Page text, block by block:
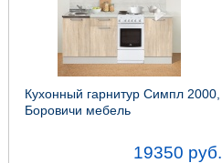
Кухонный гарнитур Симпл 2000,
Боровичи мебель
19350 руб.